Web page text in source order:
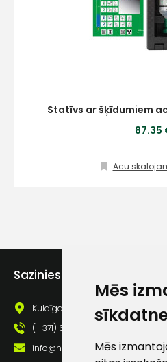
Mēs
Mēs
Statīvs ar šķīdumiem
87.35
Acu
Sazinies ar mums
Kuldīgas iela 69a, Saldus, Saldus
(+ 371) 63 881 186
info@hards.lv